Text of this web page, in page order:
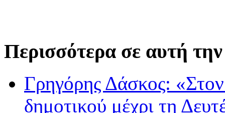
Περισσότερα σε αυτή
Γρηγόρης Δάσκος:
δημοτικού μέχρι τη